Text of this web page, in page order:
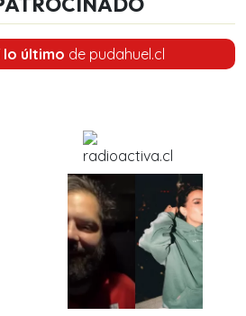
lo último de pudahuel.cl